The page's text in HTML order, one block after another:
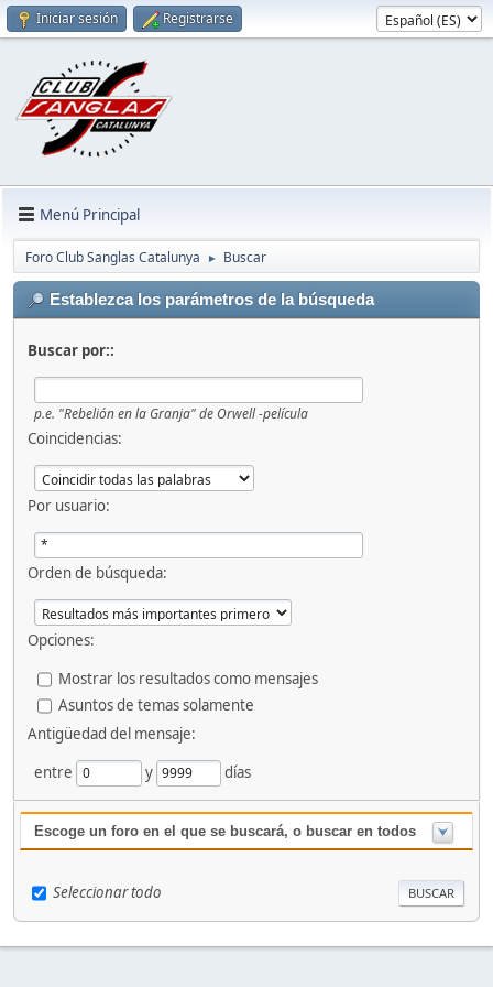
Iniciar sesión Registrarse
Menú Principal
Foro Club Sanglas Catalunya ► Buscar
Establezca los parámetros de la búsqueda
Buscar por::
p.e. "Rebelión en la Granja" de Orwell -película
Coincidencias:
Por usuario:
Orden de búsqueda:
Opciones:
Mostrar los resultados como mensajes
Asuntos de temas solamente
Antigüedad del mensaje:
entre
y días
Escoge un foro en el que se buscará, o buscar en todos
Seleccionar todo